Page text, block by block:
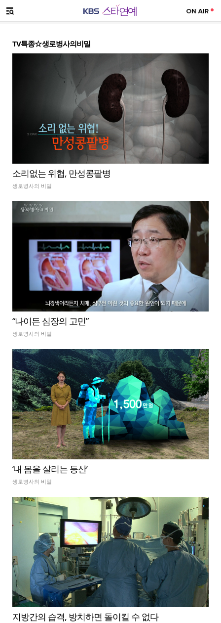
메뉴 열기
TV특종☆생로병사의비밀
소리없는 위협, 만성콩팥병
생로병사의 비밀
“나이든 심장의 고민”
생로병사의 비밀
‘내 몸을 살리는 등산’
생로병사의 비밀
지방간의 습격, 방치하면 돌이킬 수 없다